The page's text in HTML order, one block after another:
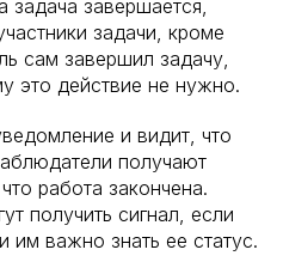
задача завершается,
задачи, кроме
сам завершил задачу,
это действие не нужно.
и видит, что
получают
работа закончена.
получить сигнал, если
им важно знать ее статус.